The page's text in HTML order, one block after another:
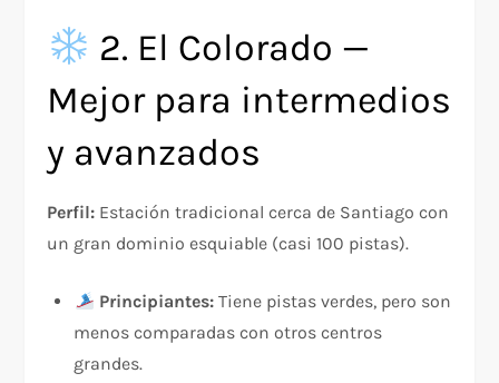
2. El Colorado —
Mejor para intermedios
y avanzados
Perfil: Estación tradicional cerca de Santiago con
un gran dominio esquiable (casi 100 pistas).
Principiantes:Tiene pistas verdes, pero son
menos comparadas con otros centros
grandes.